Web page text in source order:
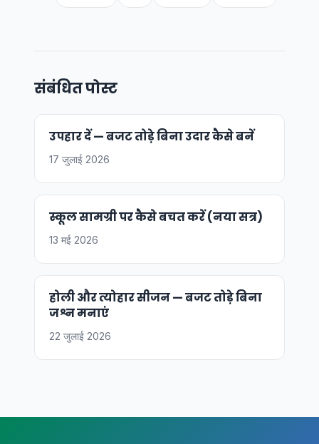
संबंधित पोस्ट
उपहार दें — बजट तोड़े बिना उदार कैसे बनें
17 जुलाई 2026
स्कूल सामग्री पर कैसे बचत करें (नया सत्र)
13 मई 2026
होली और त्योहार सीजन — बजट तोड़े बिना
जश्न मनाएं
22 जुलाई 2026